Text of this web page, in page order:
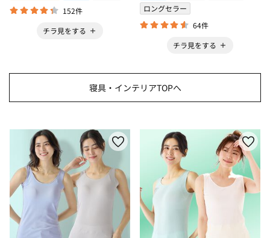
152件
チラ見をする
ロングセラー
64件
チラ見をする
寝具・インテリアTOPへ